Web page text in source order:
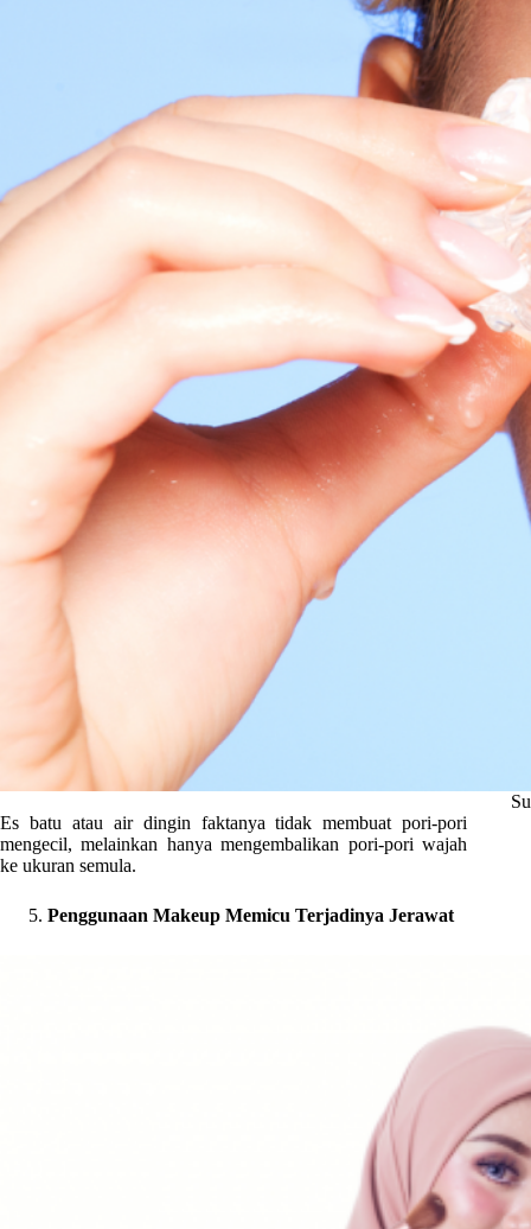
Es batu atau air dingin faktanya tidak membuat pori-pori
mengecil, melainkan hanya mengembalikan pori-pori wajah
ke ukuran semula.
Penggunaan Makeup Memicu Terjadinya Jerawat